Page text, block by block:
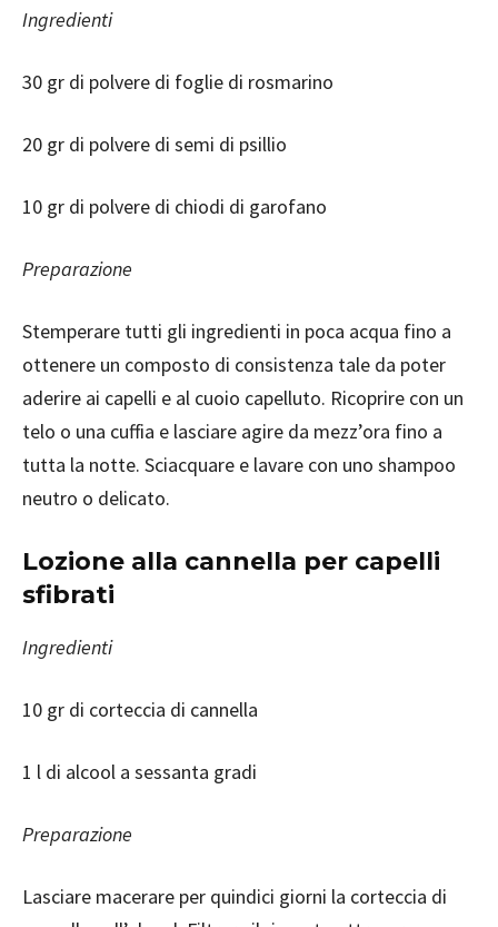
Ingredienti
30 gr di polvere di foglie di rosmarino
20 gr di polvere di semi di psillio
10 gr di polvere di chiodi di garofano
Preparazione
Stemperare tutti gli ingredienti in poca acqua fino a
ottenere un composto di consistenza tale da poter
aderire ai capelli e al cuoio capelluto. Ricoprire con un
telo o una cuffia e lasciare agire da mezz’ora fino a
tutta la notte. Sciacquare e lavare con uno shampoo
neutro o delicato.
Lozione alla cannella per capelli
sfibrati
Ingredienti
10 gr di corteccia di cannella
1 l di alcool a sessanta gradi
Preparazione
Lasciare macerare per quindici giorni la corteccia di